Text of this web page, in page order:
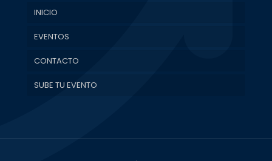
INICIO
EVENTOS
CONTACTO
SUBE TU EVENTO